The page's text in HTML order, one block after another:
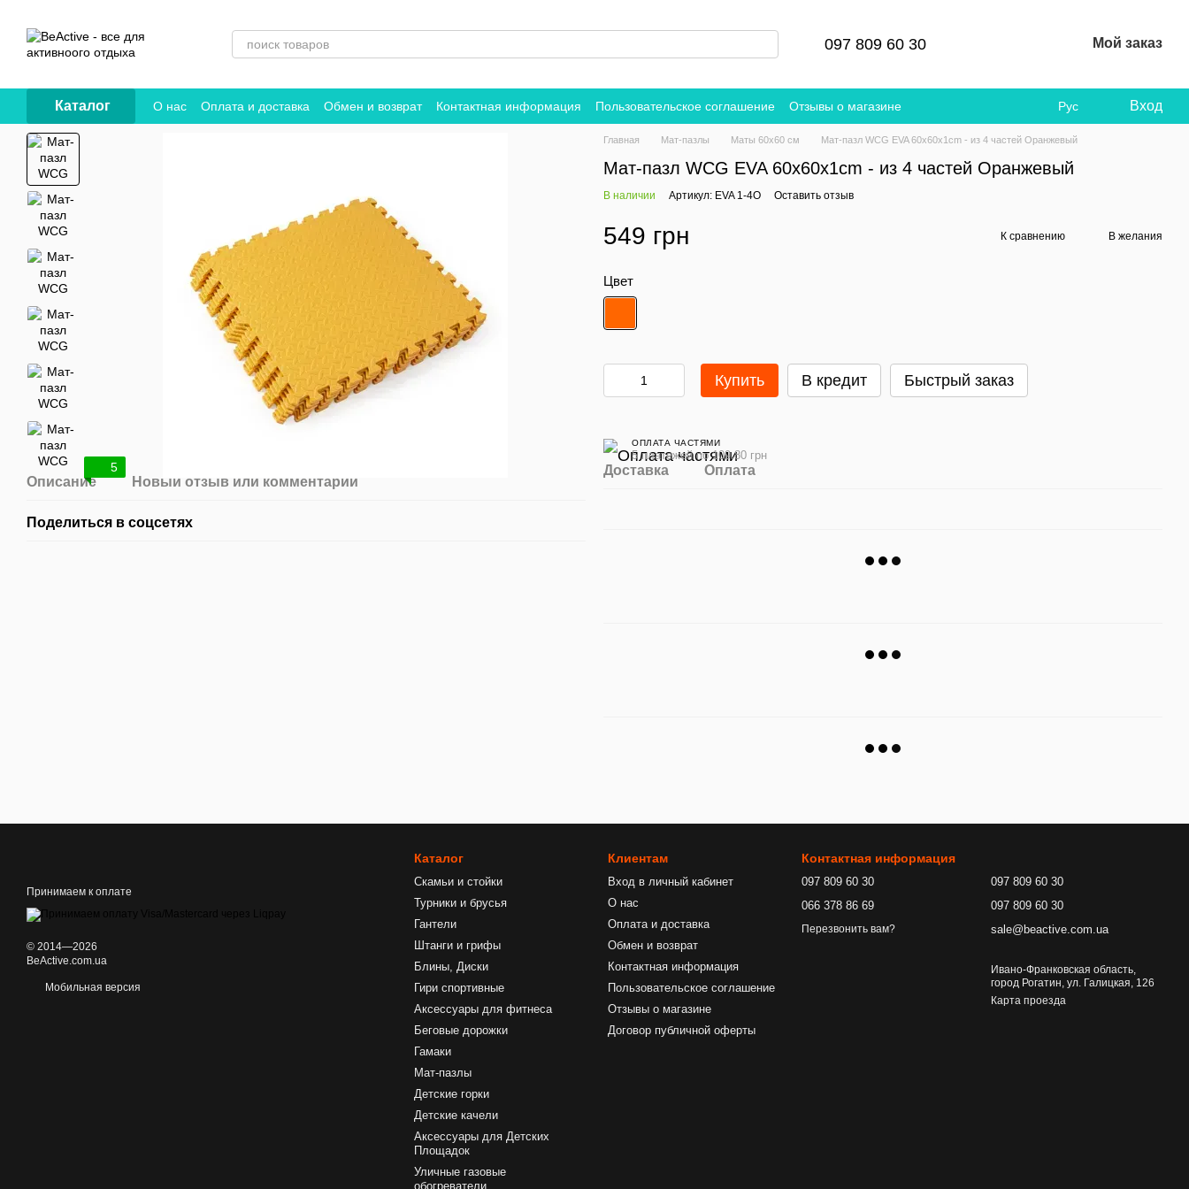
097 809 60 30 Мой заказ
Каталог О нас Оплата и доставка Обмен и возврат Контактная информация Пользовательское соглашение
Отзывы о магазине
Договор публичной оферты
Рус Вход
5
Описание Новый отзыв или комментарий
Поделиться в соцсетях
Главная Мат-пазлы Маты 60х60 см Мат-пазл WCG EVA 60х60х1cm - из 4 частей Оранжевый
Мат-пазл WCG EVA 60х60х1cm - из 4 частей Оранжевый
В наличии Артикул: EVA 1-4O Оставить отзыв
549 грн К сравнению В желания
Цвет
Купить В кредит Быстрый заказ
ОПЛАТА ЧАСТЯМИ
5 платежей по 109.80 грн
Доставка Оплата
Принимаем к оплате
© 2014—2026
BeActive.com.ua
Мобильная версия
Каталог
Скамьи и стойки
Турники и брусья
Гантели
Штанги и грифы
Блины, Диски
Гири спортивные
Аксессуары для фитнеса
Беговые дорожки
Гамаки
Мат-пазлы
Детские горки
Детские качели
Аксессуары для Детских
Площадок
Уличные газовые
обогреватели
Клиентам
Вход в личный кабинет
О нас
Оплата и доставка
Обмен и возврат
Контактная информация
Пользовательское соглашение
Отзывы о магазине
Договор публичной оферты
Контактная информация
097 809 60 30
066 378 86 69
Перезвонить вам?
097 809 60 30
097 809 60 30
sale@beactive.com.ua
Ивано-Франковская область,
город Рогатин, ул. Галицкая, 126
Карта проезда